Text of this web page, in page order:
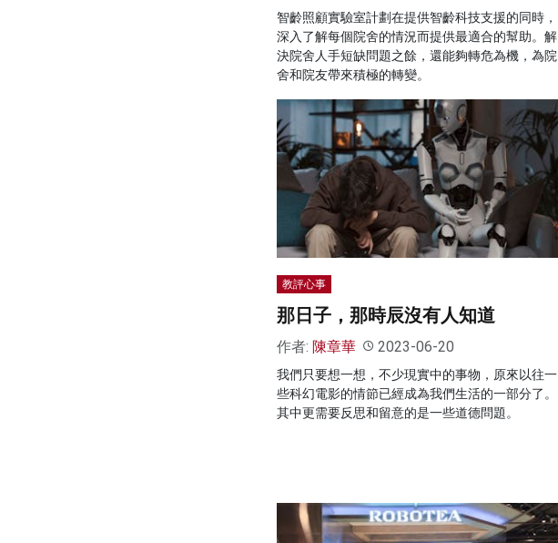
智齡照顧實驗室計劃在提供智齡科技支援的同時，
深入了解每個院舍的情況而提供最適合的幫助。解
決院舍人手短缺問題之餘，還能夠轉危為機，為院
舍和院友帶來積極的轉變。
教評心事
那日子，那時辰沒有人知道
作者: 陳章華 2023-06-20
我們只要想一想，不少現實中的事物，原來以往一
些科幻電影的情節已經成為我們生活的一部分了。
其中更需要反思和留意的是一些道德問題。